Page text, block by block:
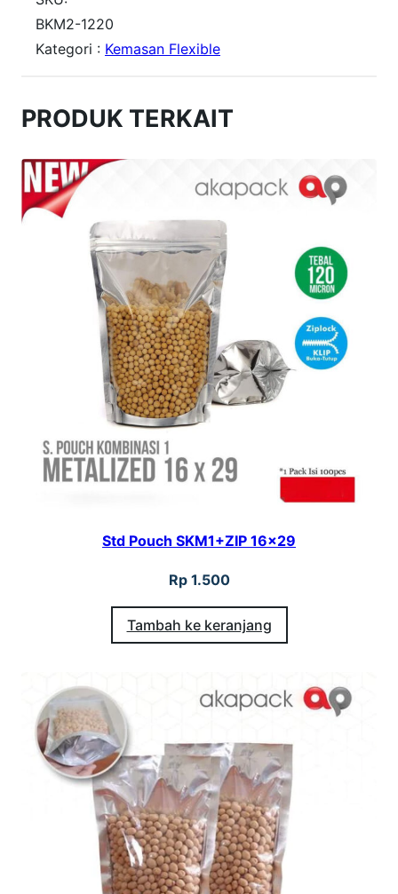
i
t
s
K
M
BKM2-1220
Kategori : Kemasan Flexible
PRODUK TERKAIT
Std Pouch SKM1+ZIP 16×29
Rp1.500
Tambah ke keranjang